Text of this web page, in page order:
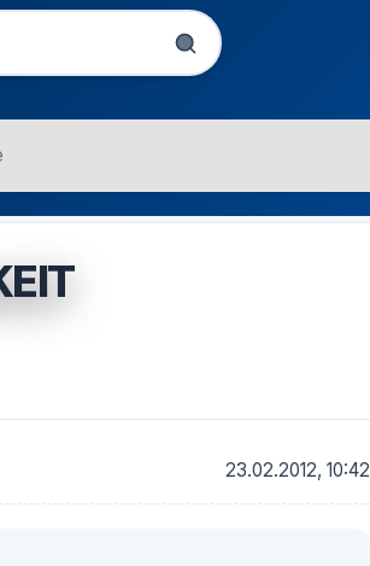
23.02.2012, 10:42